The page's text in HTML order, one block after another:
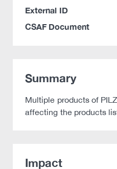
External ID
CSAF Document
Summary
Multiple products of
affecting the products
Impact